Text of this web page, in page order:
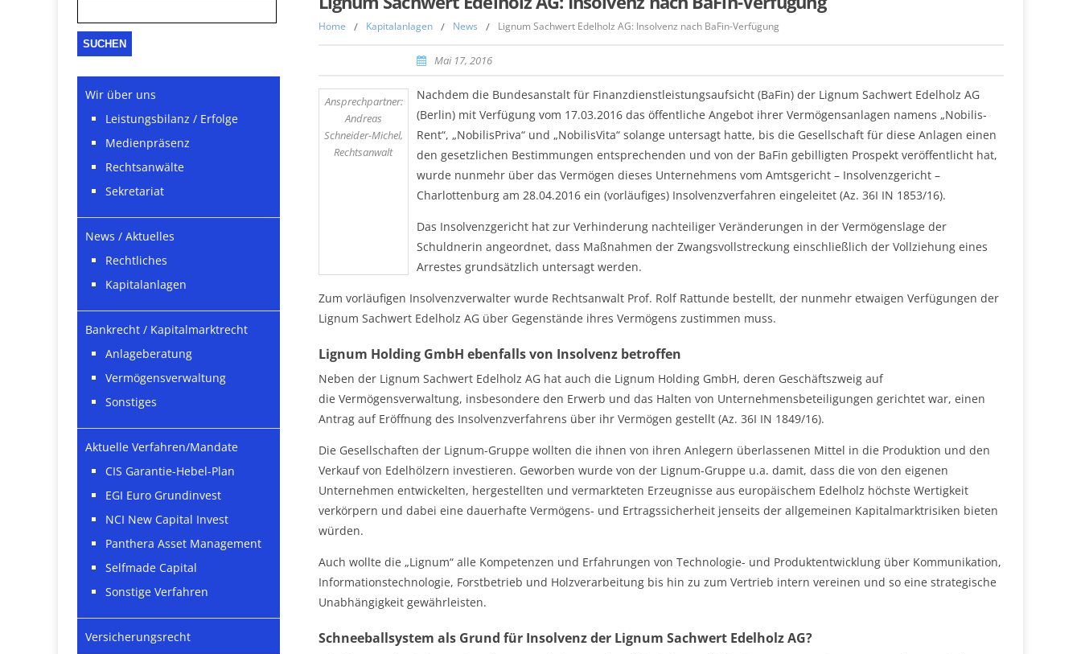
Home / Kapitalanlagen / News / Lignum Sachwert Edelholz AG: Insolvenz nach BaFin-Verfügung
Ansprechpartner:
Andreas
Schneider-Michel,
Rechtsanwalt
Mai 17, 2016
Nachdem die Bundesanstalt für Finanzdienstleistungsaufsicht (BaFin) der Lignum Sachwert Edelholz AG
(Berlin) mit Verfügung vom 17.03.2016 das öffentliche Angebot ihrer Vermögensanlagen namens „Nobilis-
Rent“, „NobilisPriva“ und „NobilisVita“ solange untersagt hatte, bis die Gesellschaft für diese Anlagen einen
den gesetzlichen Bestimmungen entsprechenden und von der BaFin gebilligten Prospekt veröffentlicht hat,
wurde nunmehr über das Vermögen dieses Unternehmens vom Amtsgericht – Insolvenzgericht –
Charlottenburg am 28.04.2016 ein (vorläufiges) Insolvenzverfahren eingeleitet (Az. 36I IN 1853/16).
Das Insolvenzgericht hat zur Verhinderung nachteiliger Veränderungen in der Vermögenslage der
Schuldnerin angeordnet, dass Maßnahmen der Zwangsvollstreckung einschließlich der Vollziehung eines
Arrestes grundsätzlich untersagt werden.
Zum vorläufigen Insolvenzverwalter wurde Rechtsanwalt Prof. Rolf Rattunde bestellt, der nunmehr etwaigen Verfügungen der
Lignum Sachwert Edelholz AG über Gegenstände ihres Vermögens zustimmen muss.
Lignum Holding GmbH ebenfalls von Insolvenz betroffen
Neben der Lignum Sachwert Edelholz AG hat auch die Lignum Holding GmbH, deren Geschäftszweig auf
die Vermögensverwaltung, insbesondere den Erwerb und das Halten von Unternehmensbeteiligungen gerichtet war, einen
Antrag auf Eröffnung des Insolvenzverfahrens über ihr Vermögen gestellt (Az. 36I IN 1849/16).
Die Gesellschaften der Lignum-Gruppe wollten die ihnen von ihren Anlegern überlassenen Mittel in die Produktion und den
Verkauf von Edelhölzern investieren. Geworben wurde von der Lignum-Gruppe u.a. damit, dass die von den eigenen
Unternehmen entwickelten, hergestellten und vermarkteten Erzeugnisse aus europäischem Edelholz höchste Wertigkeit
verkörpern und dabei eine dauerhafte Vermögens- und Ertragssicherheit jenseits der allgemeinen Kapitalmarktrisiken bieten
würden.
Auch wollte die „Lignum“ alle Kompetenzen und Erfahrungen von Technologie- und Produktentwicklung über Kommunikation,
Informationstechnologie, Forstbetrieb und Holzverarbeitung bis hin zu zum Vertrieb intern vereinen und so eine strategische
Unabhängigkeit gewährleisten.
Schneeballsystem als Grund für Insolvenz der Lignum Sachwert Edelholz AG?
nach:
Wir über uns
Leistungsbilanz / Erfolge
Medienpräsenz
Rechtsanwälte
Sekretariat
News / Aktuelles
Rechtliches
Kapitalanlagen
Bankrecht / Kapitalmarktrecht
Anlageberatung
Vermögensverwaltung
Sonstiges
Aktuelle Verfahren/Mandate
CIS Garantie-Hebel-Plan
EGI Euro Grundinvest
NCI New Capital Invest
Panthera Asset Management
Selfmade Capital
Sonstige Verfahren
Versicherungsrecht